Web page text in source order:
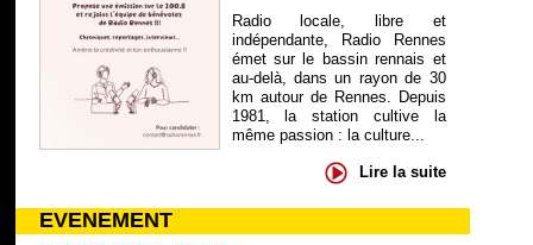
Radio locale, libre et
indépendante, Radio Rennes
émet sur le bassin rennais et
au-delà, dans un rayon de 30
km autour de Rennes. Depuis
1981, la station cultive la
même passion : la culture...
Lire la suite
EVENEMENT